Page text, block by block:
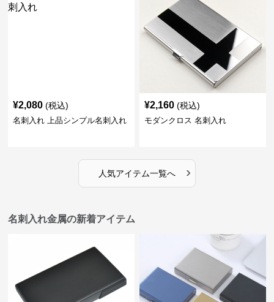
¥2,080 (税込)
名刺入れ 上品シンプル名刺入れ
¥2,160 (税込)
モダンクロス 名刺入れ
人気アイテム一覧へ ›
名刺入れ金属の新着アイテム